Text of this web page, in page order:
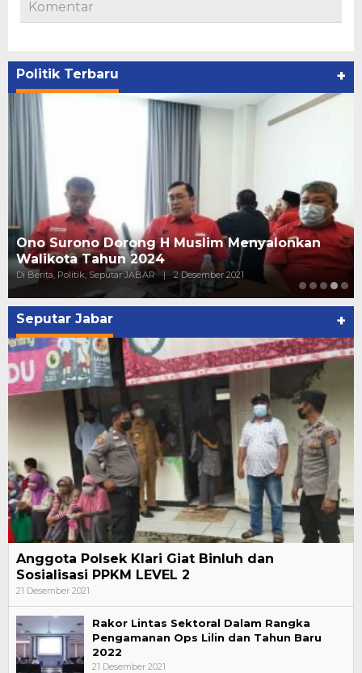
Komentar
Politik Terbaru +
Ono Surono Dorong H Muslim Menyalonkan
Walikota Tahun 2024
Di Berita, Politik, Seputar JABAR | 2 Desember 2021
Seputar Jabar +
Anggota Polsek Klari Giat Binluh dan
Sosialisasi PPKM LEVEL 2
21 Desember 2021
Rakor Lintas Sektoral Dalam Rangka
Pengamanan Ops Lilin dan Tahun Baru
2022
21 Desember 2021